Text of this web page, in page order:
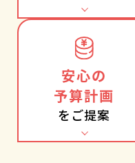
安心の
予算計画
をご提案